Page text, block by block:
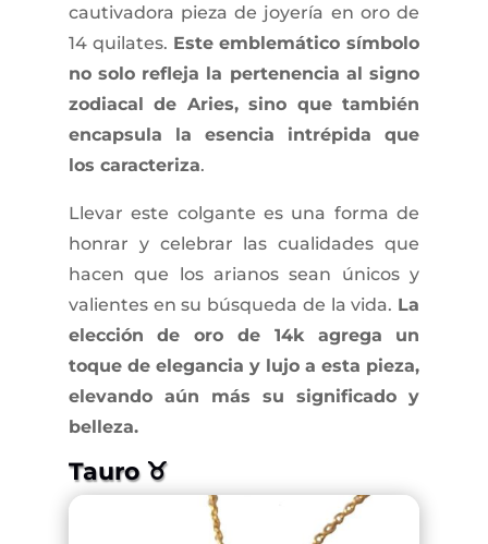
cautivadora pieza de joyería en oro de
14 quilates. Este emblemático símbolo
no solo refleja la pertenencia al signo
zodiacal de Aries, sino que también
encapsula la esencia intrépida que
los caracteriza.
Llevar este colgante es una forma de
honrar y celebrar las cualidades que
hacen que los arianos sean únicos y
valientes en su búsqueda de la vida. La
elección de oro de 14k agrega un
toque de elegancia y lujo a esta pieza,
elevando aún más su significado y
belleza.
Tauro ♉